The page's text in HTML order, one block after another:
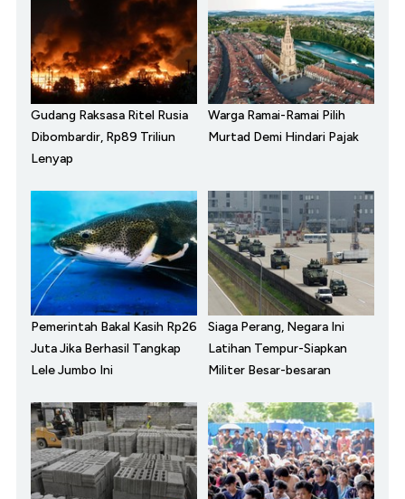
Gudang Raksasa Ritel Rusia
Dibombardir, Rp89 Triliun
Lenyap
Warga Ramai-Ramai Pilih
Murtad Demi Hindari Pajak
Pemerintah Bakal Kasih Rp26
Juta Jika Berhasil Tangkap
Lele Jumbo Ini
Siaga Perang, Negara Ini
Latihan Tempur-Siapkan
Militer Besar-besaran